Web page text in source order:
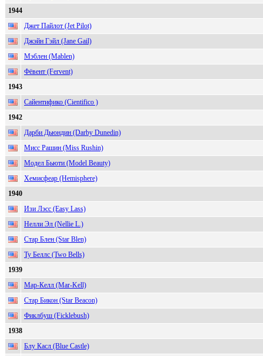
1944
Джет Пайлот (Jet Pilot)
Джэйн Гэйл (Jane Gail)
Мэблен (Mablen)
Фёвент (Fervent)
1943
Сайентифико (Cientifico )
1942
Дарби Дьюндин (Darby Dunedin)
Мисс Рашин (Miss Rushin)
Модел Бьюти (Model Beauty)
Хемисфеар (Hemisphere)
1940
Изи Лэсс (Easy Lass)
Нелли Эл (Nellie L.)
Стар Блен (Star Blen)
Ту Беллс (Two Bells)
1939
Мар-Келл (Mar-Kell)
Стар Бикон (Star Beacon)
Фиклбуш (Ficklebush)
1938
Блу Касл (Blue Castle)